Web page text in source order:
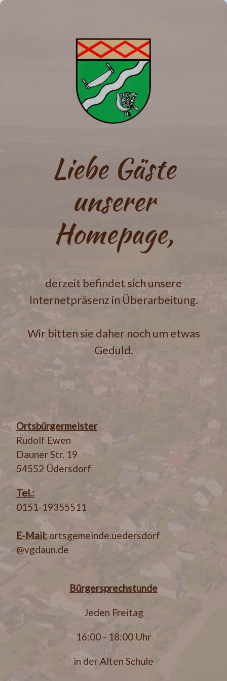
Liebe Gäste
unserer
Homepage,
derzeit befindet sich unsere
Internetpräsenz in Überarbeitung.
Wir bitten sie daher noch um etwas
Geduld.
Ortsbürgermeister
Rudolf Ewen
Dauner Str. 19
54552 Üdersdorf
Tel.:
0151-19355511
E-Mail: ortsgemeinde.uedersdorf
@vgdaun.de
Bürgersprechstunde
Jeden Freitag
16:00 - 18:00 Uhr
in der Alten Schule